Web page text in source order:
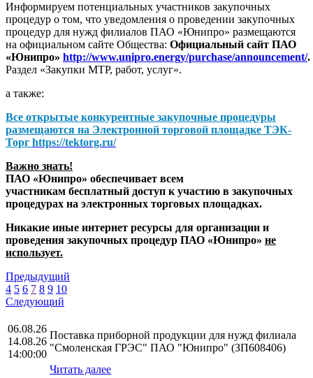
Информируем потенциальных участников закупочных
процедур о том, что уведомления о проведении закупочных
процедур для нужд филиалов ПАО «Юнипро» размещаются
на официальном сайте Общества: Официальный сайт ПАО
«Юнипро» http://www.unipro.energy/purchase/announcement/.
Раздел «Закупки МТР, работ, услуг».
а также:
Все открытые конкурентные закупочные процедуры
размещаются на Электронной торговой площадке ТЭК-
Торг https://tektorg.ru/
Важно знать!
ПАО «Юнипро» обеспечивает всем
участникам бесплатный доступ к участию в закупочных
процедурах на электронных торговых площадках.
Никакие иные интернет ресурсы для организации и
проведения закупочных процедур ПАО «Юнипро» не
использует.
Предыдущий
4 5 6 7 8 9 10
Следующий
06.08.26
14.08.26
14:00:00
Поставка приборной продукции для нужд филиала
"Смоленская ГРЭС" ПАО "Юнипро" (ЗП608406)
Читать далее